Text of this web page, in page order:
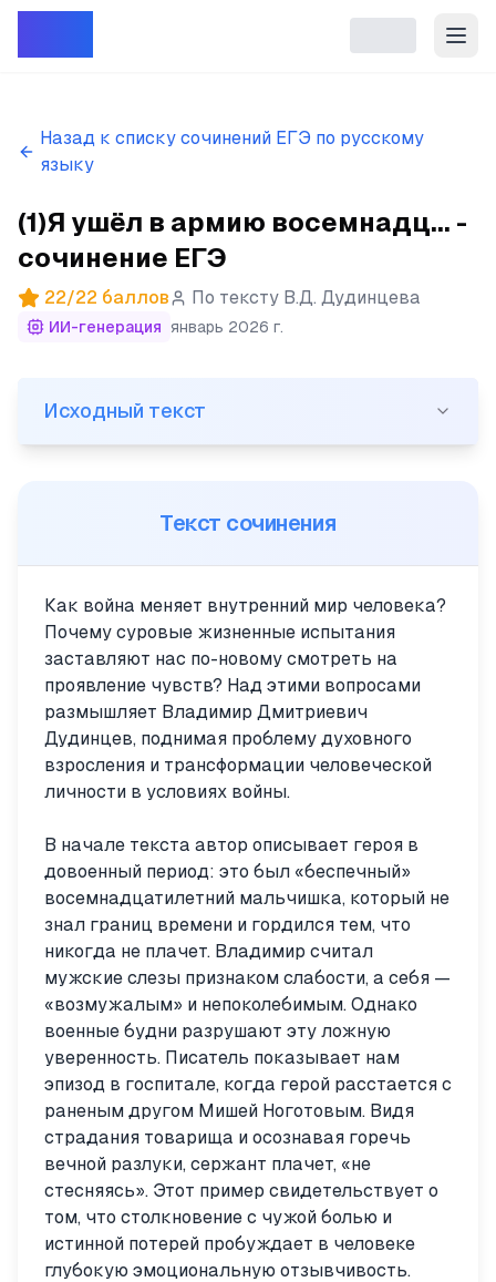
Назад к списку сочинений ЕГЭ по русскому
языку
(1)Я ушёл в армию восемнадц... -
сочинение ЕГЭ
22/22 баллов По тексту В.Д. Дудинцева
ИИ-генерация январь 2026 г.
(1)Я ушёл в армию восемнадцатилетним
Исходный текст
Текст сочинения
Как война меняет внутренний мир человека?
Почему суровые жизненные испытания
заставляют нас по-новому смотреть на
проявление чувств? Над этими вопросами
размышляет Владимир Дмитриевич
Дудинцев, поднимая проблему духовного
взросления и трансформации человеческой
личности в условиях войны.
В начале текста автор описывает героя в
довоенный период: это был «беспечный»
восемнадцатилетний мальчишка, который не
знал границ времени и гордился тем, что
никогда не плачет. Владимир считал
мужские слезы признаком слабости, а себя —
«возмужалым» и непоколебимым. Однако
военные будни разрушают эту ложную
уверенность. Писатель показывает нам
эпизод в госпитале, когда герой расстается с
раненым другом Мишей Ноготовым. Видя
страдания товарища и осознавая горечь
вечной разлуки, сержант плачет, «не
стесняясь». Этот пример свидетельствует о
том, что столкновение с чужой болью и
истинной потерей пробуждает в человеке
глубокую эмоциональную отзывчивость.